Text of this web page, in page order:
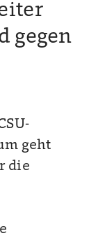
gegen
geht
die